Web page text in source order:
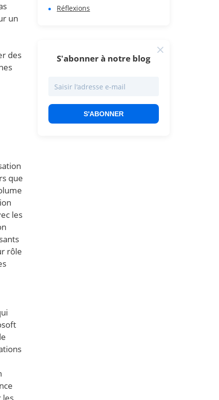
un
des
que
les
rôle
Réflexions
S'abonner à notre blog
S'ABONNER